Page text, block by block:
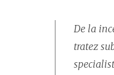
De la
tratez